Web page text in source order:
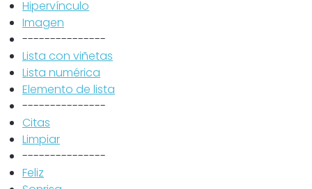
Hipervínculo
Imagen
---------------
Lista con viñetas
Lista numérica
Elemento de lista
---------------
Citas
Limpiar
---------------
Feliz